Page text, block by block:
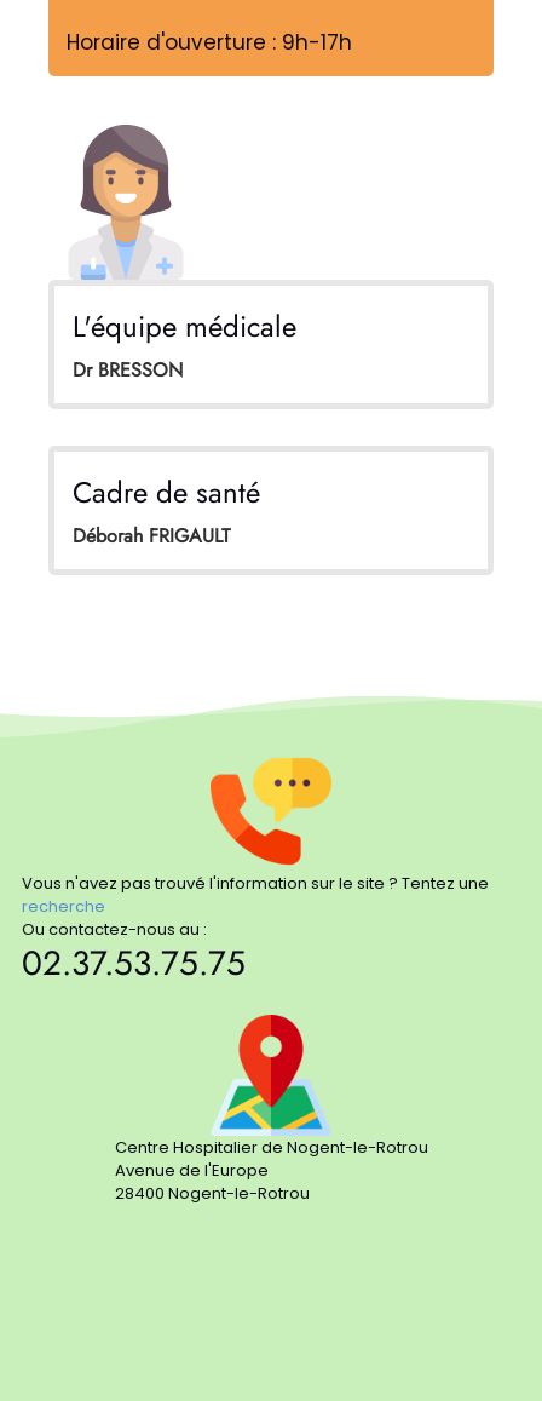
Horaire d'ouverture : 9h-17h
L'équipe médicale
Dr BRESSON
Cadre de santé
Déborah FRIGAULT
Vous n'avez pas trouvé l'information sur le site ? Tentez une
recherche
Ou contactez-nous au :
02.37.53.75.75
Centre Hospitalier de Nogent-le-Rotrou
Avenue de l'Europe
28400 Nogent-le-Rotrou